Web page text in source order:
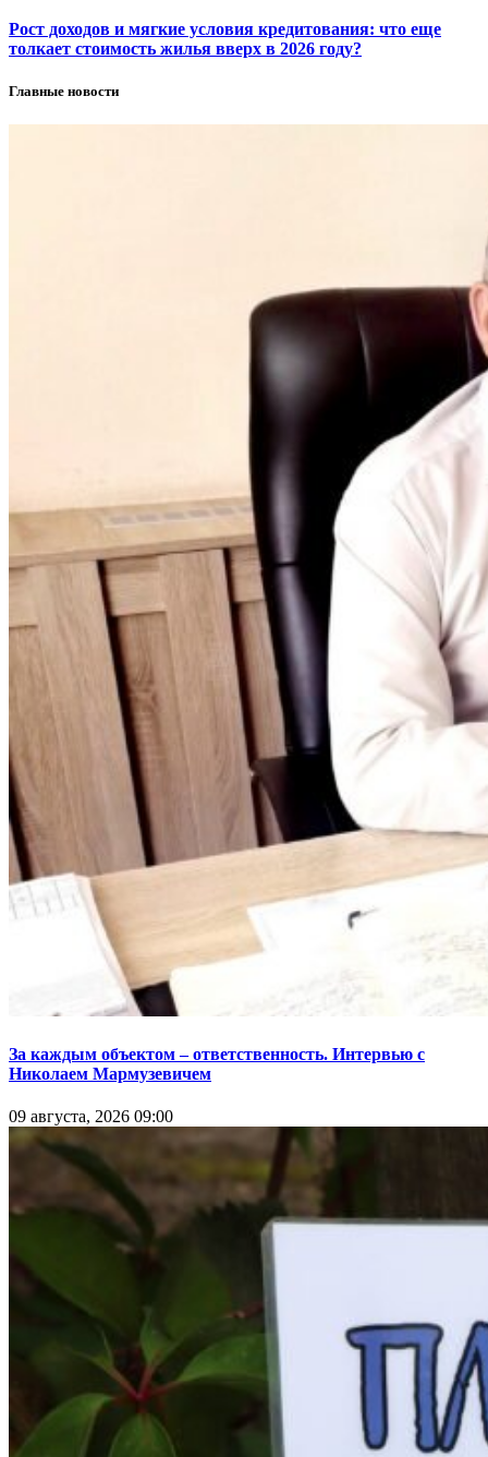
Рост доходов и мягкие условия кредитования: что еще
толкает стоимость жилья вверх в 2026 году?
Главные новости
За каждым объектом – ответственность. Интервью с
Николаем Мармузевичем
09 августа, 2026 09:00